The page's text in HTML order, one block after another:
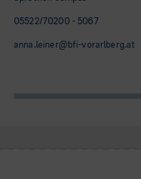
05522/70200 - 5067
anna.leiner@bfi-vorarlberg.at